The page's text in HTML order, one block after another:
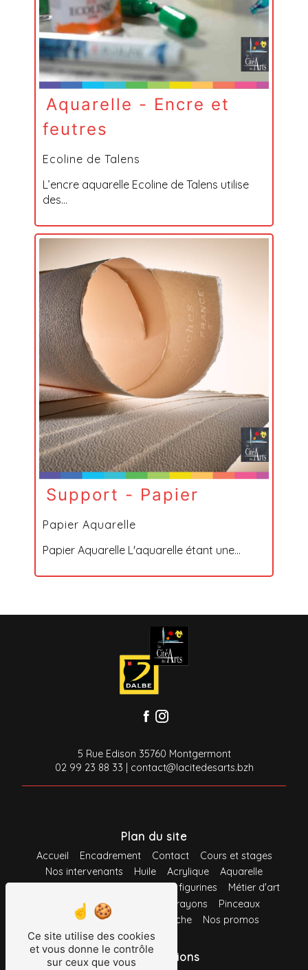
Aquarelle - Encre et
feutres
Ecoline de Talens
L’encre aquarelle Ecoline de Talens utilise
des...
Support - Papier
Papier Aquarelle
Papier Aquarelle L'aquarelle étant une...
5 Rue Edison 35760 Montgermont
02 99 23 88 33 | contact@lacitedesarts.bzh
Plan du site
Accueil Encadrement Contact
Cours et stages
Nos intervenants
Huile Acrylique
Aquarelle
Maquette et figurines
Métier d'art
Loisirs créatifs
Crayons
Pinceaux
Support
Système d'accroche Nos promos
Nos prestations
Ce site utilise des cookies
et vous donne le contrôle
sur ceux que vous